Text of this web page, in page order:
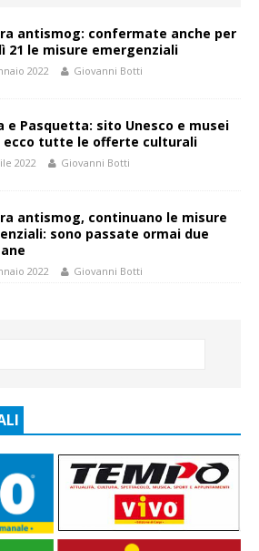
antismog: confermate anche per
21 le misure emergenziali
2022 Giovanni Botti
e Pasquetta: sito Unesco e musei
ecco tutte le offerte culturali
2022 Giovanni Botti
antismog, continuano le misure
sono passate ormai due
2022 Giovanni Botti